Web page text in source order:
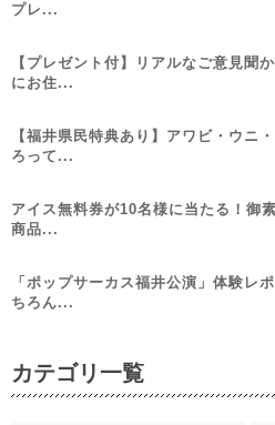
プレ...
【プレゼント付】リアルなご意見聞
にお住...
【福井県民特典あり】アワビ・ウニ
ろって...
アイス無料券が10名様に当たる！御
商品...
「ポップサーカス福井公演」体験レ
ちろん...
カテゴリ一覧